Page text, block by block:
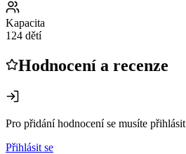
Kapacita
124 dětí
Hodnocení a recenze
Pro přidání hodnocení se musíte přihlásit
Přihlásit se